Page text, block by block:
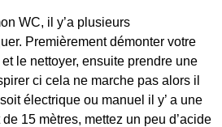
WC, il y’a plusieurs
Premièrement démonter votre
le nettoyer, ensuite prendre une
ci cela ne marche pas alors il
électrique ou manuel il y’ a une
15 mètres, mettez un peu d’acide